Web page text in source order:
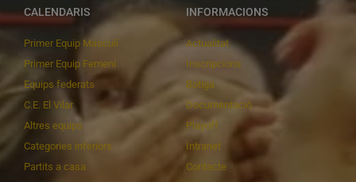
CALENDARIS
Primer Equip Masculí
Primer Equip Femení
Equips federats
C.E. El Vilar
Altres equips
Categories inferiors
Partits a casa
INFORMACIONS
Actualitat
Inscripcions
Botiga
Documentació
Playoff
Intranet
Contacte